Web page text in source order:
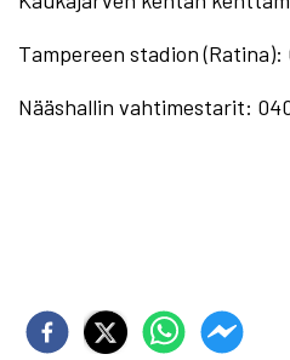
Tampereen stadion (Ratina):
Nääshallin vahtimestarit: